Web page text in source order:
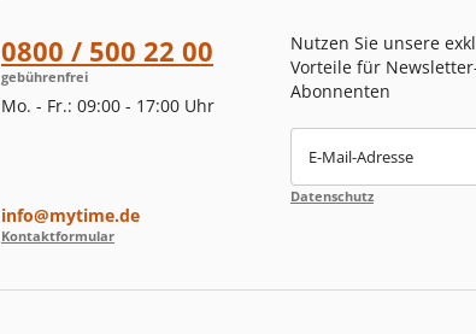
0800 / 500 22 00
gebührenfrei
Mo. - Fr.: 09:00 - 17:00 Uhr
info@mytime.de
Kontaktformular
Nutzen Sie unsere
Vorteile für
Abonnenten
E-Mail-Adresse
Datenschutz